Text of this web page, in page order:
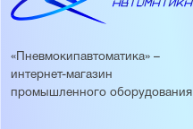
«Пневмокипавтоматика» –
интернет-магазин
промышленного оборудования